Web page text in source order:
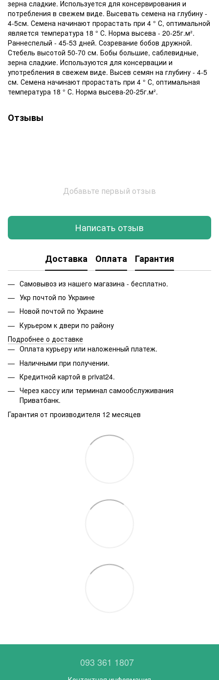
зерна сладкие. Используется для консервирования и
потребления в свежем виде. Высевать семена на глубину -
4-5см. Семена начинают прорастать при 4 ° С, оптимальной
является температура 18 ° С. Норма высева - 20-25г.м².
Раннеспелый - 45-53 дней. Созревание бобов дружной.
Стебель высотой 50-70 см. Бобы большие, саблевидные,
зерна сладкие. Используются для консервации и
употребления в свежем виде. Высев семян на глубину - 4-5
см. Семена начинают прорастать при 4 ° С, оптимальная
температура 18 ° С. Норма высева-20-25г.м².
Отзывы
Добавьте первый отзыв
Написать отзыв
Доставка Оплата Гарантия
Самовывоз из нашего магазина - бесплатно.
Укр почтой по Украине
Новой почтой по Украине
Курьером к двери по району
Подробнее о доставке
Оплата курьеру или наложенный платеж.
Наличными при получении.
Кредитной картой в privat24.
Через кассу или терминал самообслуживания
Приватбанк.
Гарантия от производителя 12 месяцев
093 361 1807